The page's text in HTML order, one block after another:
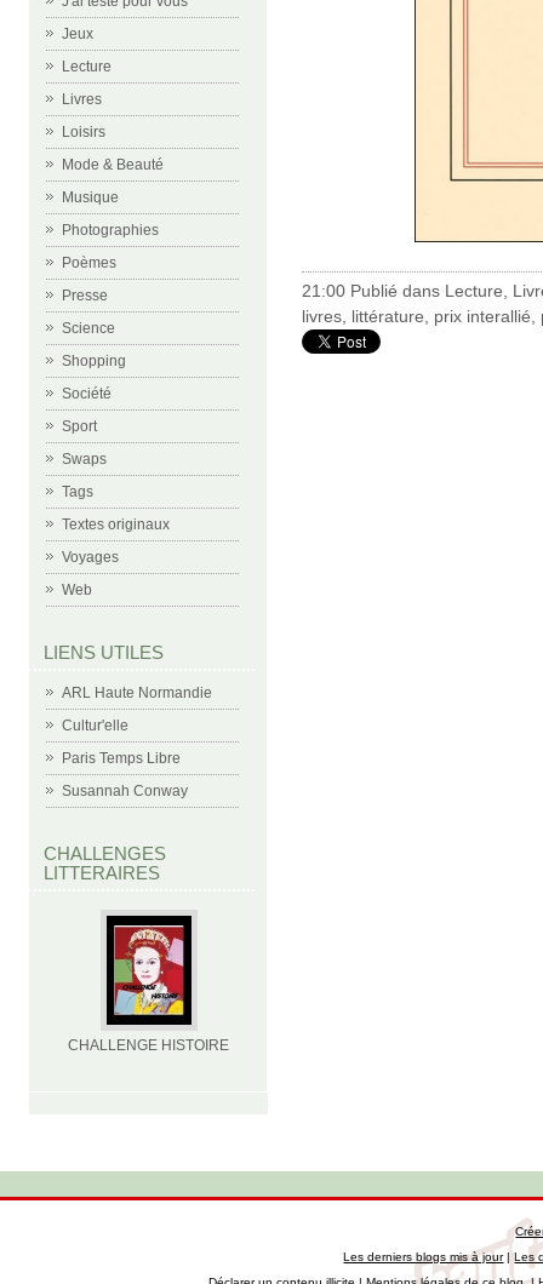
Jeux
Lecture
Livres
Loisirs
Mode & Beauté
Musique
Photographies
Poèmes
Presse
Science
Shopping
Société
Sport
Swaps
Tags
Textes originaux
Voyages
Web
LIENS UTILES
ARL Haute Normandie
Cultur'elle
Paris Temps Libre
Susannah Conway
CHALLENGES
LITTERAIRES
CHALLENGE HISTOIRE
21:00 Publié dans Lecture
livres littérature prix interallié
Les derniers blogs mis à jour|Les